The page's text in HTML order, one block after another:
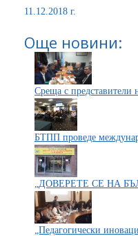
11.12.2018 г.
Още новини:
Среща с представители
БТПП проведе
„ДОВЕРЕТЕ СЕ НА
„Педагогически